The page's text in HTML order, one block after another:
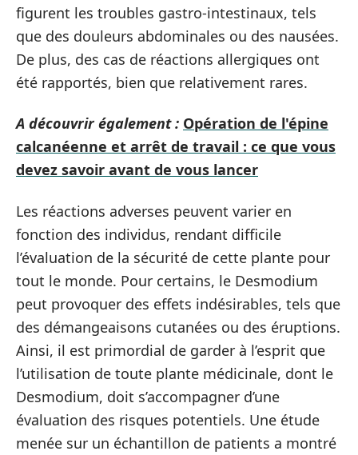
figurent les troubles gastro-intestinaux, tels
que des douleurs abdominales ou des nausées.
De plus, des cas de réactions allergiques ont
été rapportés, bien que relativement rares.
A découvrir également : Opération de l'épine
calcanéenne et arrêt de travail : ce que vous
devez savoir avant de vous lancer
Les réactions adverses peuvent varier en
fonction des individus, rendant difficile
l’évaluation de la sécurité de cette plante pour
tout le monde. Pour certains, le Desmodium
peut provoquer des effets indésirables, tels que
des démangeaisons cutanées ou des éruptions.
Ainsi, il est primordial de garder à l’esprit que
l’utilisation de toute plante médicinale, dont le
Desmodium, doit s’accompagner d’une
évaluation des risques potentiels. Une étude
menée sur un échantillon de patients a montré